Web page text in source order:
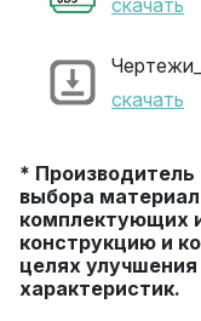
скачать
скачать
* Производитель
выбора
комплектующих
конструкцию и
целях
характеристик.